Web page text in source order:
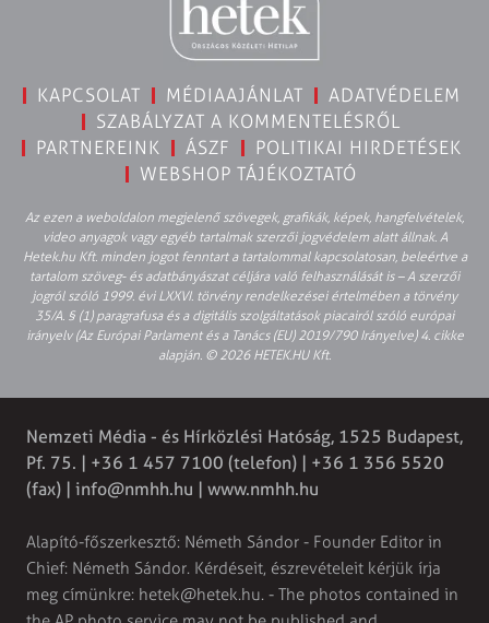
KAPCSOLAT MÉDIAAJÁNLAT
ADATVÉDELEM
SZABÁLYZAT A KOMMENTELÉSRŐL
PARTNEREINK
ÁSZF
POLITIKAI HIRDETÉSEK
WEBSHOP TÁJÉKOZTATÓ
Az ezen a weboldalon megjelenő szövegek, grafikák, képek, hangfelvételek,
video anyagok vagy egyéb tartalmak szerzői jogvédelem alatt állnak. A
Hetek.hu Kft. minden jogot fenntart a tartalommal kapcsolatosan, beleértve a
tartalom szöveg- és adatbányászat céljára való felhasználását is – A szerzői
jogról szóló 1999. évi LXXVI. törvény rendelkezései értelmében a törvény
35/A. § (1) paragrafusa és a digitális szolgáltatások piacairól szóló európai
irányelv (Az Európai Parlament és a Tanács (EU) 2019/790 Irányelve) 4. cikke
alapján. © 2026 HETEK.HU Kft.
Nemzeti Média - és Hírközlési Hatóság, 1525 Budapest,
Pf. 75. | +36 1 457 7100 (telefon) | +36 1 356 5520
(fax) | info@nmhh.hu | www.nmhh.hu
Alapító-főszerkesztő: Németh Sándor - Founder Editor in
Chief: Németh Sándor. Kérdéseit, észrevételeit kérjük írja
meg címünkre: hetek@hetek.hu. - The photos contained in